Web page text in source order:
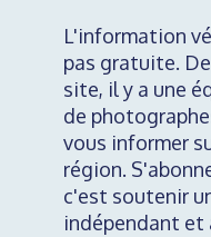
L'information
pas gratuite.
site, il y a une
de
vous informer
région.
c'est soutenir
indépendant et